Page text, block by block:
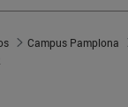
Campus Pamplona